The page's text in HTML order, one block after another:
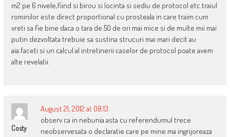
m2 pe 6 nivele,fiind si birou si locinta si sediu de protocol etc.traiul
rominilor este direct proportional cu prosteala in care traim.cum
vreti sa fie bine daca o tara de 50 de ori mai mice si de multe mii mai
putin dezvoltata trebuie sa sustina strucuri mai mari decit au
aia.faceti si un calcul al intretinerii caselor de protocol poate avem
alte revelatii.
Costy
August 21, 2012 at 08:13
observ ca in nebunia asta cu referendumul trece
neobservesata o declaratie care pe mine ma ingrijoreaza